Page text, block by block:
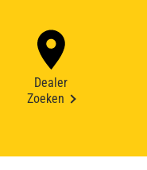
Dealer
Zoeken